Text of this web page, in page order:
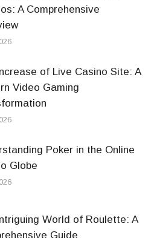
A Comprehensive
of Live Casino Site: A
Video Gaming
Poker in the Online
Globe
World of Roulette: A
Guide